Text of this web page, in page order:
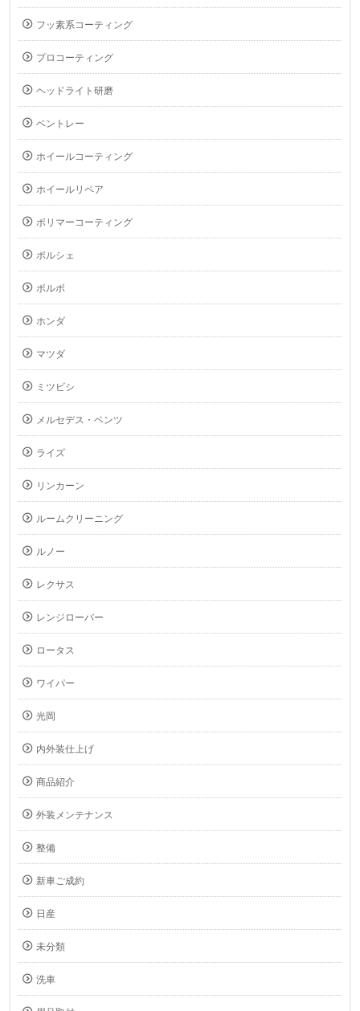
フッ素系コーティング
プロコーティング
ヘッドライト研磨
ベントレー
ホイールコーティング
ホイールリペア
ポリマーコーティング
ポルシェ
ボルボ
ホンダ
マツダ
ミツビシ
メルセデス・ベンツ
ライズ
リンカーン
ルームクリーニング
ルノー
レクサス
レンジローバー
ロータス
ワイパー
光岡
内外装仕上げ
商品紹介
外装メンテナンス
整備
新車ご成約
日産
未分類
洗車